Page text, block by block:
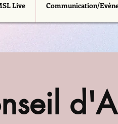
Live Communication/